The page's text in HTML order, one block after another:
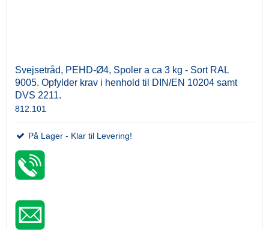
Svejsetråd, PEHD-Ø4, Spoler a ca 3 kg - Sort RAL
9005. Opfylder krav i henhold til DIN/EN 10204 samt
DVS 2211.
812.101
På Lager - Klar til Levering!